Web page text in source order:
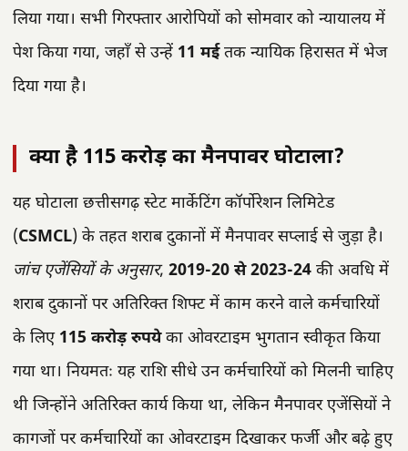
लिया गया। सभी गिरफ्तार आरोपियों को सोमवार को न्यायालय में
पेश किया गया, जहाँ से उन्हें 11 मईतक न्यायिक हिरासत में भेज
दिया गया है।
क्या है 115 करोड़ का मैनपावर घोटाला?
यह घोटाला छत्तीसगढ़ स्टेट मार्केटिंग कॉर्पोरेशन लिमिटेड
(CSMCL) के तहत शराब दुकानों में मैनपावर सप्लाई से जुड़ा है।
जांच एजेंसियों के अनुसार, 2019-20 से 2023-24 की अवधि में
शराब दुकानों पर अतिरिक्त शिफ्ट में काम करने वाले कर्मचारियों
के लिए 115 करोड़ रुपयेका ओवरटाइम भुगतान स्वीकृत किया
गया था। नियमतः यह राशि सीधे उन कर्मचारियों को मिलनी चाहिए
थी जिन्होंने अतिरिक्त कार्य किया था, लेकिन मैनपावर एजेंसियों ने
कागजों पर कर्मचारियों का ओवरटाइम दिखाकर फर्जी और बढ़े हुए